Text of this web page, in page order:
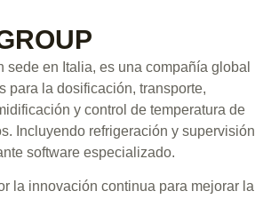
sede en Italia, es una compañía global
para la dosificación, transporte,
y control de temperatura de
Incluyendo refrigeración y supervisión
software especializado.
la innovación continua para mejorar la